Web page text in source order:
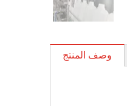
وصف المنتج